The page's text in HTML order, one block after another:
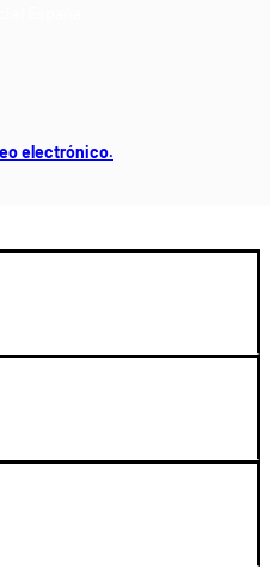
electrónico.